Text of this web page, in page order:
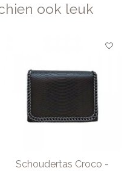
ook leuk
Schoudertas Croco -